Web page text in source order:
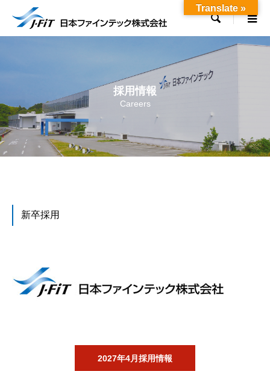

採用情報
Careers
新卒採用
2027年4月採用情報
Translate »